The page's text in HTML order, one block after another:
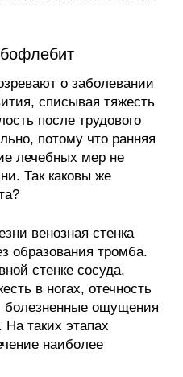
о заболевании
списывая тяжесть
после трудового
потому что ранняя
лечебных мер не
Так каковы же
венозная стенка
образования тромба.
стенке сосуда,
в ногах, отечность
болезненные ощущения
На таких этапах
наиболее